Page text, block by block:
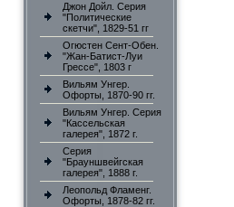
Джон Дойл. Серия
"Политические
скетчи", 1829-51 гг
Огюстен Сент-Обен.
"Жан-Батист-Луи
Грессе", 1803 г
Вильям Унгер.
Офорты, 1870-90 гг.
Вильям Унгер. Серия
"Кассельская
галерея", 1872 г.
Серия
"Брауншвейгская
галерея", 1888 г.
Леопольд Фламенг.
Офорты, 1878-82 гг.